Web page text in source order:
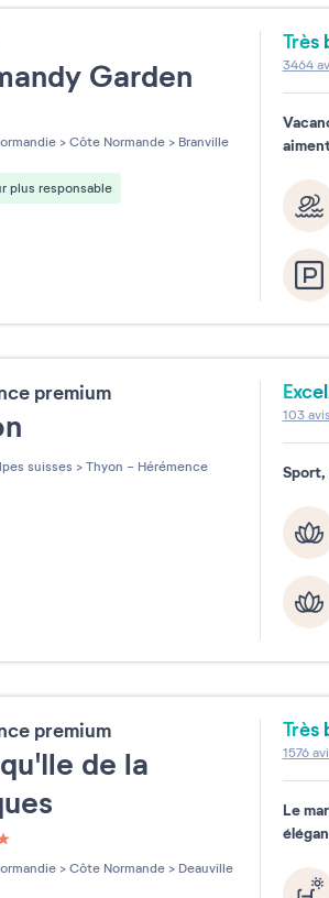
Garden
sur 5
> Côte Normande > Branville
plus responsable
Très
3464
premium
suisses > Thyon - Hérémence
103avis
premium
de la
sur 5
> Côte Normande > Deauville
Très
1576
Le